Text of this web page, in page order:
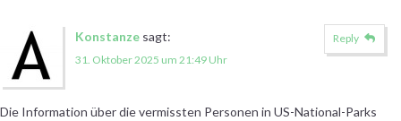
Konstanze sagt:
31. Oktober 2025 um 21:49 Uhr
Die Information über die vermissten Personen in US-National-Parks
Reply